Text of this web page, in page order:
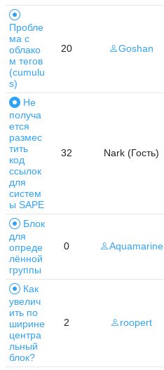
Пробле
ма с
облако
м тегов
(cumulu
s)
20 Goshan
Не
получа
ется
размес
тить
код
ссылок
для
систем
ы SAPE
32 Nark (Гость)
Блок
для
опреде
лённой
группы
0 Aquamarine
Как
увелич
ить по
ширине
центра
льный
блок?
2 roopert